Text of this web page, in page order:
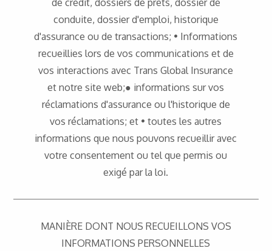
de crédit, dossiers de prêts, dossier de
conduite, dossier d'emploi, historique
d'assurance ou de transactions; • Informations
recueillies lors de vos communications et de
vos interactions avec Trans Global Insurance
et notre site web;● informations sur vos
réclamations d'assurance ou l'historique de
vos réclamations; et • toutes les autres
informations que nous pouvons recueillir avec
votre consentement ou tel que permis ou
exigé par la loi.
MANIÈRE DONT NOUS RECUEILLONS VOS
INFORMATIONS PERSONNELLES